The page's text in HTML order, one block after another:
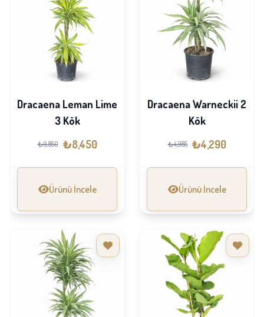
Dracaena Leman Lime
3 Kök
₺9,850 ₺8,450
Ürünü İncele
Dracaena Warneckii 2
Kök
₺4,985 ₺4,290
Ürünü İncele